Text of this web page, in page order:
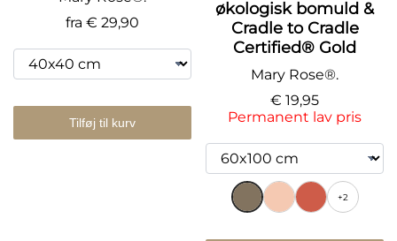
fra € 29,90
Tilføj til kurv
økologisk bomuld &
Cradle to Cradle
Certified® Gold
Mary Rose®.
€ 19,95
Permanent lav pris
+2